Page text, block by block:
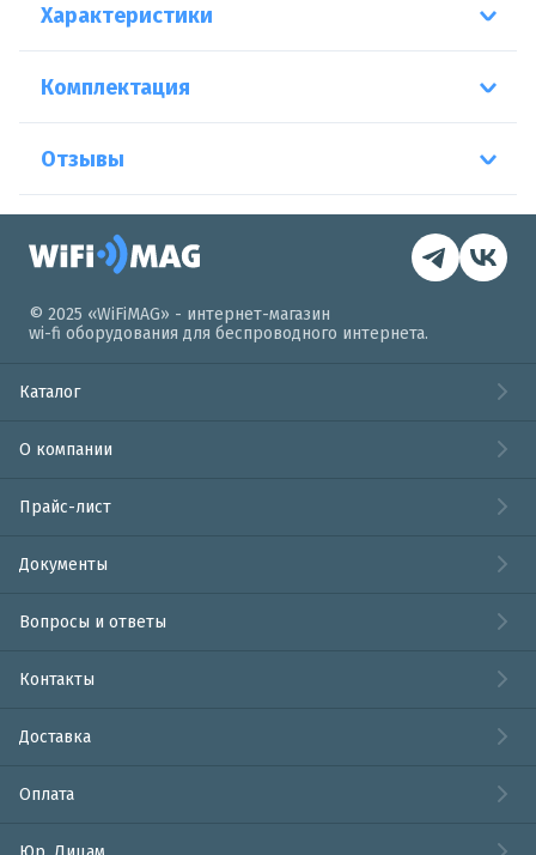
Характеристики
Комплектация
Отзывы
© 2025 «WiFiMAG» - интернет-магазин
wi-fi оборудования для беспроводного интернета.
Каталог
О компании
Прайс-лист
Документы
Вопросы и ответы
Контакты
Доставка
Оплата